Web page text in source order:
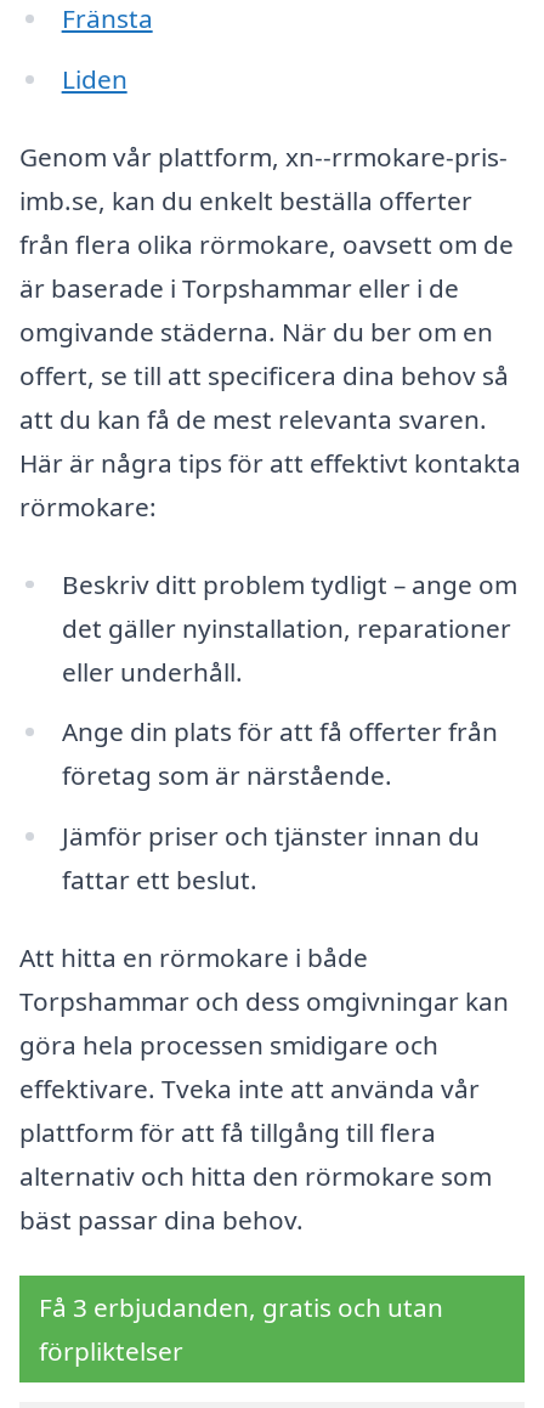
Fränsta
Liden
Genom vår plattform, xn--rrmokare-pris-
imb.se, kan du enkelt beställa offerter
från flera olika rörmokare, oavsett om de
är baserade i Torpshammar eller i de
omgivande städerna. När du ber om en
offert, se till att specificera dina behov så
att du kan få de mest relevanta svaren.
Här är några tips för att effektivt kontakta
rörmokare:
Beskriv ditt problem tydligt – ange om
det gäller nyinstallation, reparationer
eller underhåll.
Ange din plats för att få offerter från
företag som är närstående.
Jämför priser och tjänster innan du
fattar ett beslut.
Att hitta en rörmokare i både
Torpshammar och dess omgivningar kan
göra hela processen smidigare och
effektivare. Tveka inte att använda vår
plattform för att få tillgång till flera
alternativ och hitta den rörmokare som
bäst passar dina behov.
Få 3 erbjudanden, gratis och utan
förpliktelser